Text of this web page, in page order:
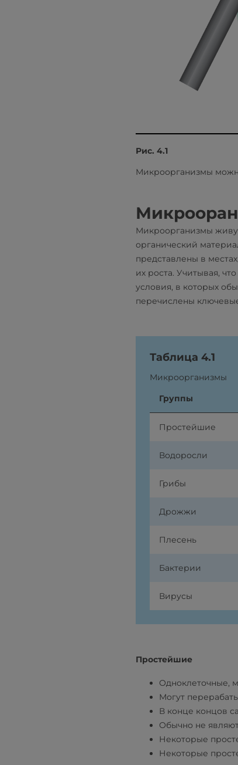
Рис. 4.1
Микроорганизмы
Микроорганизмы
органический
представлены в
их роста. Учитывая,
условия, в которых
перечислены
Таблица 4.1
Микроорганизмы
Группы
Простейшие
Водоросли
Грибы
Дрожжи
Плесень
Бактерии
Вирусы
Простейшие
Одноклеточные,
Могут
В конце концов
Обычно не
Некоторые
Некоторые